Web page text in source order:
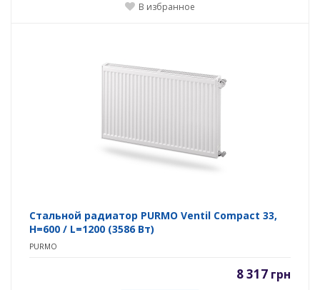
В избранное
Стальной радиатор PURMO Ventil Compact 33,
H=600 / L=1200 (3586 Вт)
PURMO
8 317 грн